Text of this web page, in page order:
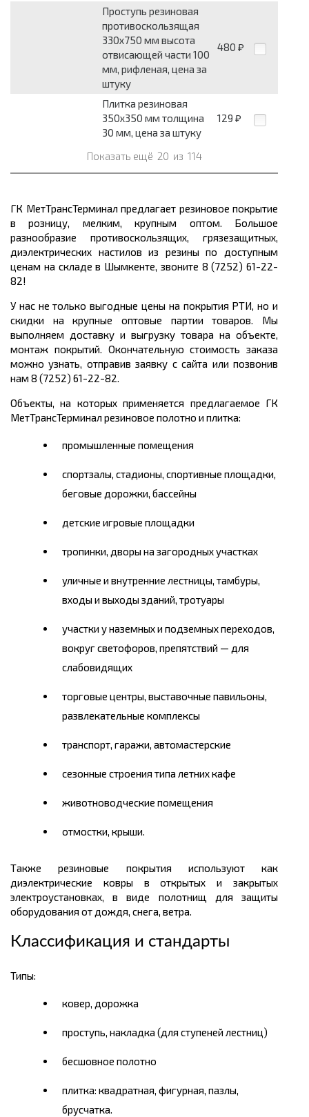
Проступь резиновая
противоскользящая
330x750 мм высота
отвисающей части 100
мм, рифленая, цена за
штуку
480 ₽
Плитка резиновая
350x350 мм толщина
30 мм, цена за штуку
129 ₽
Показать ещё 20 из 114
ГК МетТрансТерминал предлагает резиновое покрытие
в розницу, мелким, крупным оптом. Большое
разнообразие противоскользящих, грязезащитных,
диэлектрических настилов из резины по доступным
ценам на складе в Шымкенте, звоните 8 (7252) 61-22-
82!
У нас не только выгодные цены на покрытия РТИ, но и
скидки на крупные оптовые партии товаров. Мы
выполняем доставку и выгрузку товара на объекте,
монтаж покрытий. Окончательную стоимость заказа
можно узнать, отправив заявку с сайта или позвонив
нам 8 (7252) 61-22-82.
Объекты, на которых применяется предлагаемое ГК
МетТрансТерминал резиновое полотно и плитка:
промышленные помещения
спортзалы, стадионы, спортивные площадки,
беговые дорожки, бассейны
детские игровые площадки
тропинки, дворы на загородных участках
уличные и внутренние лестницы, тамбуры,
входы и выходы зданий, тротуары
участки у наземных и подземных переходов,
вокруг светофоров, препятствий — для
слабовидящих
торговые центры, выставочные павильоны,
развлекательные комплексы
транспорт, гаражи, автомастерские
сезонные строения типа летних кафе
животноводческие помещения
отмостки, крыши.
Также резиновые покрытия используют как
диэлектрические ковры в открытых и закрытых
электроустановках, в виде полотнищ для защиты
оборудования от дождя, снега, ветра.
Классификация и стандарты
Типы:
ковер, дорожка
проступь, накладка (для ступеней лестниц)
бесшовное полотно
плитка: квадратная, фигурная, пазлы,
брусчатка.